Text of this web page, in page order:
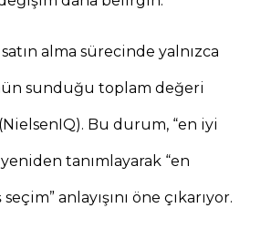
alma sürecinde yalnızca
sunduğu toplam değeri
Bu durum, “en iyi
tanımlayarak “en
anlayışını öne çıkarıyor.